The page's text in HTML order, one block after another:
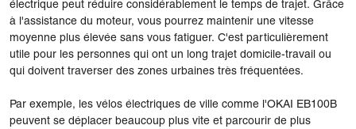
électrique peut réduire considérablement le temps de trajet. Grâce
à l'assistance du moteur, vous pourrez maintenir une vitesse
moyenne plus élevée sans vous fatiguer. C'est particulièrement
utile pour les personnes qui ont un long trajet domicile-travail ou
qui doivent traverser des zones urbaines très fréquentées.
Par exemple, les vélos électriques de ville comme l'OKAI EB100B
peuvent se déplacer beaucoup plus vite et parcourir de plus